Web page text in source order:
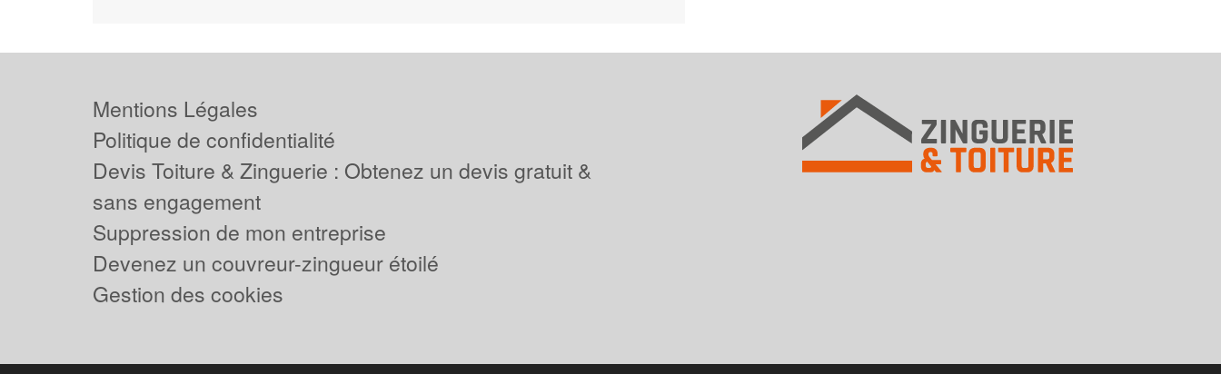
Mentions Légales
Politique de confidentialité
Devis Toiture & Zinguerie : Obtenez un devis gratuit &
sans engagement
Suppression de mon entreprise
Devenez un couvreur-zingueur étoilé
Gestion des cookies